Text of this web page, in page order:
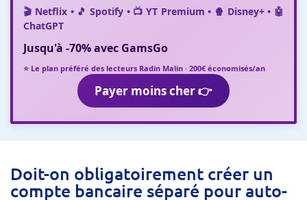
🎬 Netflix • 🎵 Spotify • 📺 YT Premium • 🍿 Disney+ • 🤖
ChatGPT
Jusqu'à -70%avec GamsGo
⭐ Le plan préféré des lecteurs Radin Malin · 200€ économisés/an
Payer moins cher 👉
Doit-on obligatoirement créer un
compte bancaire séparé pour auto-